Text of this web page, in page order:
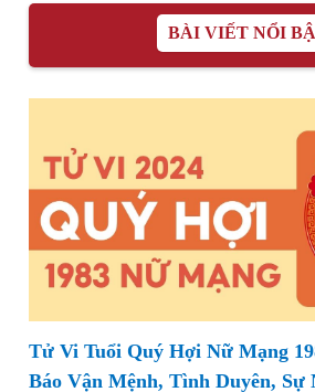
BÀI VIẾT NỔI
Tử Vi Tuổi Quý Hợi Nữ Mạng
Báo Vận Mệnh, Tình Duyên, Sự